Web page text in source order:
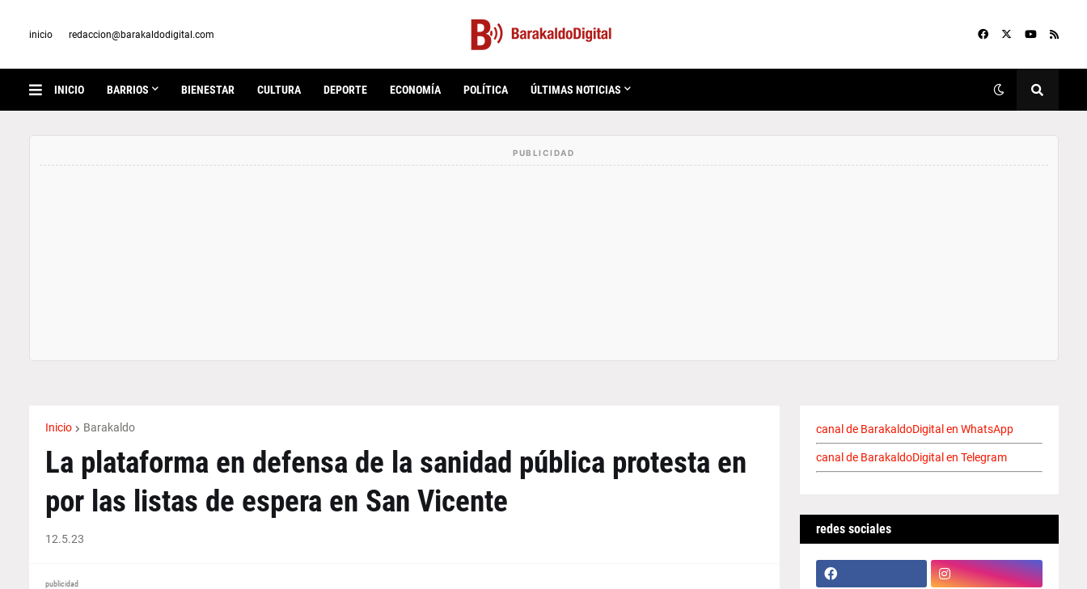
inicio redaccion@barakaldodigital.com
INICIO BARRIOS BIENESTAR CULTURA DEPORTE ECONOMÍA POLÍTICA ÚLTIMAS NOTICIAS
Inicio Barakaldo
La plataforma en defensa de la sanidad pública protesta en
por las listas de espera en San Vicente
12.5.23
publicidad
canal de BarakaldoDigital en WhatsApp
canal de BarakaldoDigital en Telegram
redes sociales